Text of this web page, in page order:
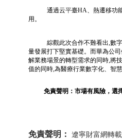
通過云平臺HA、熱遷移功
用。
綜觀此次合作不難看出,數
量發展打下堅實基礎。而華為公
解業務場景的轉型需求的同時,將
值的同時,為醫療行業數字化、智
免責聲明：市場有風險，選
免責聲明： 遼寧財富網轉